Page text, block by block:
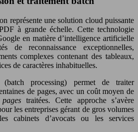
représente une solution cloud puissante
à grande échelle. Cette technologie
en matière d’intelligence artificielle
de reconnaissance exceptionnelles,
complexes contenant des tableaux,
de caractères inhabituelles.
processing) permet de traiter
de pages, avec un coût moyen de
traitées. Cette approche s’avère
les entreprises gérant de gros volumes
cabinets d’avocats ou les services